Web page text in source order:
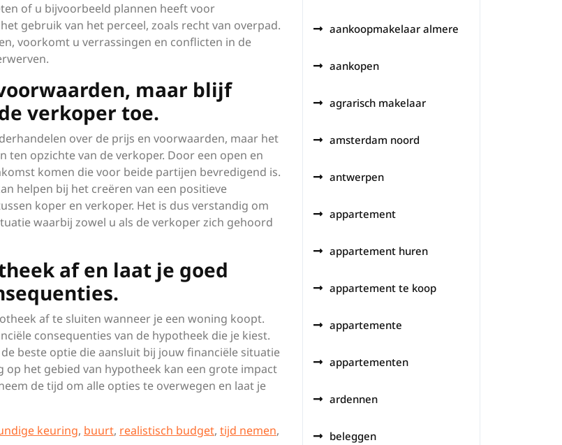
of u bijvoorbeeld plannen heeft voor
gebruik van het perceel, zoals recht van overpad.
voorkomt u verrassingen en conflicten in de
maar blijf
verkoper toe.
over de prijs en voorwaarden, maar het
opzichte van de verkoper. Door een open en
komen die voor beide partijen bevredigend is.
helpen bij het creëren van een positieve
koper en verkoper. Het is dus verstandig om
waarbij zowel u als de verkoper zich gehoord
af en laat je goed
af te sluiten wanneer je een woning koopt.
consequenties van de hypotheek die je kiest.
beste optie die aansluit bij jouw financiële situatie
het gebied van hypotheek kan een grote impact
de tijd om alle opties te overwegen en laat je
keuring, buurt, realistisch budget, tijd nemen,
aankoopmakelaar almere
aankopen
agrarisch makelaar
amsterdam noord
antwerpen
appartement
appartement huren
appartement te koop
appartemente
appartementen
ardennen
beleggen